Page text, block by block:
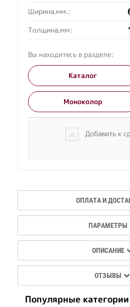
Ширина,мм.:
Толщина,мм:
Вы находитесь в разделе:
Каталог
Моноколор
Добавить к
ОПЛАТА И
ПАРАМЕТРЫ
ОПИСАНИЕ
ОТЗЫВЫ
Популярные